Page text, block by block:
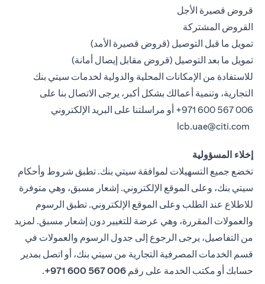
قروض قصيرة الأجل
القروض المشتركة
تمويل ما قبل التوصيل (قروض قصيرة الأمد)
تمويل ما بعد التوصيل (قروض مقابل إيصال أمانة)
للاستفادة من الإمكانات المحلية والدولية لخدمات سيتي بنك
التجارية، وتنمية أعمالك بشكل أكبر، يرجى الاتصال بنا على
006 567 600 971+
أو مراسلتنا على البريد الإلكتروني
lcb.uae@citi.com
إخلاء المسؤولية
تخضع جميع التسهيلات لموافقة سيتي بنك. تطبق شروط وأحكام
سيتي بنك، وعلى الموقع الإلكتروني. إشعار مسبق، وهي متوفرة
للاطلاع عند الطلب وعلى الموقع الإلكتروني. تطبق الرسوم
والعمولات المقررة، وهي عرضة للتغيير دون إشعار مسبق. لمزيد
من التفاصيل، يرجى الرجوع إلى جدول الرسوم والعمولات في
قسم الخدمات المصرفية التجارية من سيتي بنك، أو اتصل بمدير
حسابك أو مكتب الخدمة على رقم 006 567 600 971+
.